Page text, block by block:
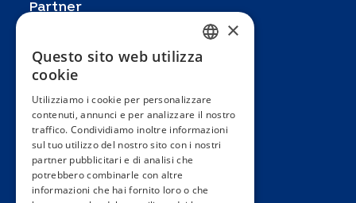
Partner
Zoom In
FAQ
Contatto
Termini e condizioni generali
Hôpitaux Universitaires Genève
FRENCH
SPANISH
GERMAN
PORTUGUESE
×
Questo sito web utilizza
cookie
Utilizziamo i cookie per personalizzare
contenuti, annunci e per analizzare il nostro
traffico. Condividiamo inoltre informazioni
sul tuo utilizzo del nostro sito con i nostri
partner pubblicitari e di analisi che
potrebbero combinarle con altre
informazioni che hai fornito loro o che